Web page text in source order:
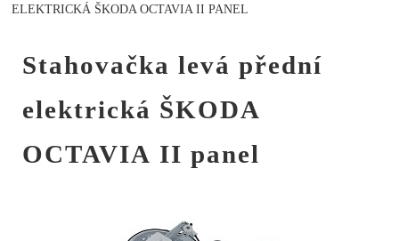
ELEKTRICKÁ ŠKODA OCTAVIA II PANEL
Stahovačka levá přední
elektrická ŠKODA
OCTAVIA II panel